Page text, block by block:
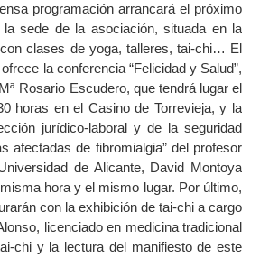
programación arrancará el próximo
sede de la asociación, situada en la
clases de yoga, talleres, tai-chi… El
la conferencia “Felicidad y Salud”,
Rosario Escudero, que tendrá lugar el
horas en el Casino de Torrevieja, y la
jurídico-laboral y de la seguridad
afectadas de fibromialgia” del profesor
de Alicante, David Montoya
hora y el mismo lugar. Por último,
con la exhibición de tai-chi a cargo
licenciado en medicina tradicional
chi y la lectura del manifiesto de este